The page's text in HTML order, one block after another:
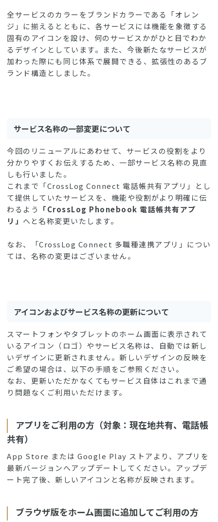
全サービスのカラーをブランドカラーである「オレン
ジ」に揃えるとともに、各サービスには機能を象徴する
固有のアイコンを設け、何のサービスかがひと目でわか
るデザインとしています。また、今後新たなサービスが
加わった際にも同じ体系で展開できる、拡張性のあるブ
ランド構造としました。
サービス名称の一部変更について
今回のリニューアルにあわせて、サービスの役割をより
分かりやすくお伝えするため、一部サービス名称の見直
しも行いました。
これまで「CrossLog Connect 電話帳共有アプリ」とし
て提供していたサービスを、機能や役割がより明確に伝
わるよう
「CrossLog Phonebook 電話帳共有アプ
リ」 へと名称変更いたします。
なお、「CrossLog Connect 多職種連携アプリ」につい
ては、名称の変更はございません。
アイコンおよびサービス名称の更新について
スマートフォンやタブレットのホーム画面に表示されて
いるアイコン（ロゴ）やサービス名称は、自動では新し
いデザインに更新されません。新しいデザインの反映を
ご希望の場合は、以下の手順をご参照ください。
なお、更新いただかなくてもサービス自体はこれまで通
り問題なくご利用いただけます。
アプリをご利用の方（対象：現在地共有、電話帳
共有）
App Store または Google Play ストアより、アプリを
最新バージョンへアップデートしてください。アップデ
ート完了後、新しいアイコンと名称が反映されます。
ブラウザ版をホーム画面に追加してご利用の方